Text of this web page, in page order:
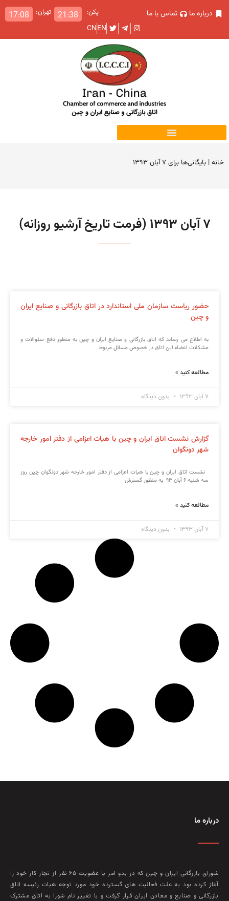
درباره ما تماس با ما پکن: 21:38 تهران: 17:08
EN
CN
خانه| بایگانی‌ها برای ۷ آبان ۱۳۹۳
۷ آبان ۱۳۹۳ (فرمت تاریخ آرشیو روزانه)
حضور ریاست سازمان ملی استاندارد در اتاق بازرگانی و صنایع ایران
و چین
به اطلاع می رساند که اتاق بازرگانی و صنایع ایران و چین به منظور دفع سئوالات و
مشکلات اعضاء این اتاق در خصوص مسائل مربوط
مطالعه کنید »
۷ آبان ۱۳۹۳ بدون دیدگاه
گزارش نشست اتاق ایران و چین با هیات اعزامی از دفتر امور خارجه
شهر دونگوان
نشست اتاق ایران و چین با هیات اعزامی از دفتر امور خارجه شهر دونگوان چین روز
سه شنبه ۶ آبان ۹۳ به منظور گسترش
مطالعه کنید »
۷ آبان ۱۳۹۳ بدون دیدگاه
درباره ما
شورای بازرگانی ایران و چین که در بدو امر با عضويت ۶۵ نفر از تجار کار خود را
آغاز کرده بود به علت فعاليت‌ های گسترده خود مورد توجه هيات رئيسه اتاق
بازرگانی و صنايع و معادن ايران قرار گرفت و با تغيير نام شورا به اتاق مشترک